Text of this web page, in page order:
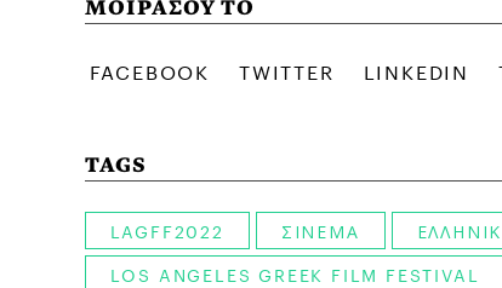
ΜΟΙΡΑΣΟΥ ΤΟ
TAGS
LAGFF2022 ΣΙΝΕΜΑ
LOS ANGELES GREEK FILM FESTIVAL